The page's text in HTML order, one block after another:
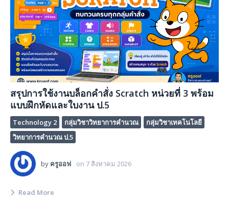
สรุปการใช้งานบล็อกคำสั่ง Scratch หน่วยที่ 3 พร้อม
แบบฝึกหัดและใบงาน ป.5
Technology 2 กลุ่มวิชาวิทยาการคำนวณ
กลุ่มวิชาเทคโนโลยี
วิทยาการคำนวณ ป.5
by ครูออฟ on 7 สิงหาคม 2026
Read More